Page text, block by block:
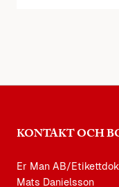
KONTAKT OCH
Er Man AB/
Mats Danielsson